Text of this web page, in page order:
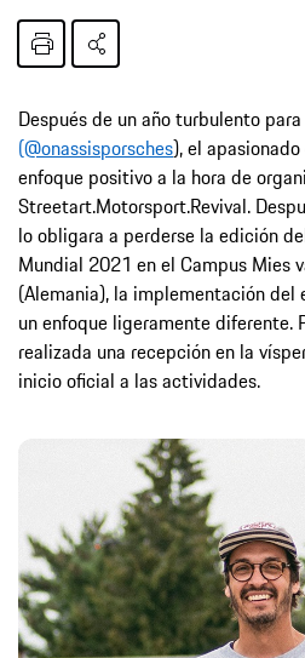
Después de un año turbulento
(@onassisporsches), el
enfoque positivo a la hora de
Streetart.Motorsport.Revival.
lo obligara a perderse la edición
Mundial 2021 en el Campus Mies
(Alemania), la implementación
un enfoque ligeramente diferente.
realizada una recepción en la
inicio oficial a las actividades.